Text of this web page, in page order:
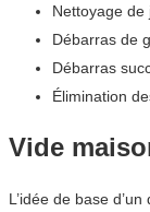
Nettoyage de
Débarras de
Débarras
Élimination
Vide
L’idée de base